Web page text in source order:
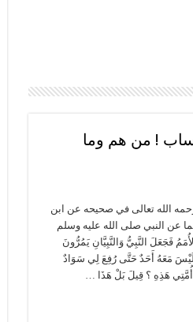
حساب ! من هم وما
الله تعالى في صحيحه عن ابن
عن النبي صلى الله عليه وسلم
فَجَعَلَ النَّبِيُّ وَالنَّبِيَّانِ يَمُرُّونَ
لَيْسَ مَعَهُ أَحَدٌ حَتَّى رُفِعَ لِي سَوَادٌ
هَذِهِ ؟ قِيلَ بَلْ هَذَا …